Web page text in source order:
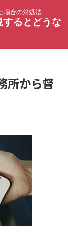
場合の対処法
するとどうな
所から督